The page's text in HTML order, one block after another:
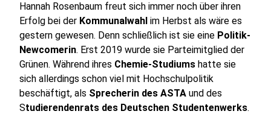
Hannah Rosenbaum freut sich immer noch über ihren
Erfolg bei der Kommunalwahl im Herbst als wäre es
gestern gewesen. Denn schließlich ist sie eine Politik-
Newcomerin. Erst 2019 wurde sie Parteimitglied der
Grünen. Während ihres Chemie-Studiums hatte sie
sich allerdings schon viel mit Hochschulpolitik
beschäftigt, als Sprecherin des ASTA und des
Studierendenrats des Deutschen Studentenwerks.